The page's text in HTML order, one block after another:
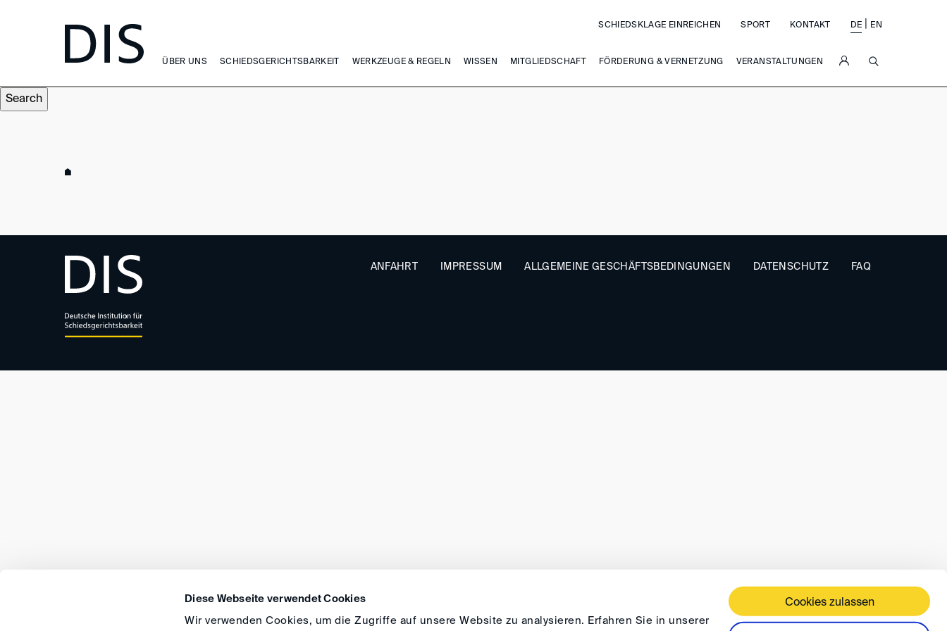
Diese Webseite verwendet Cookies
Wir verwenden Cookies, um die Zugriffe auf unsere Website zu analysieren. Erfahren Sie in unserer
Cookies zulassen
ÜBER UNS SCHIEDSGERICHTSBARKEIT WERKZEUGE & REGELN WISSEN MITGLIEDSCHAFT FÖRDERUNG & VERNETZUNG VERANSTALTUNGEN
SCHIEDSKLAGE EINREICHEN SPORT KONTAKT DE EN
ANFAHRT IMPRESSUM ALLGEMEINE GESCHÄFTSBEDINGUNGEN DATENSCHUTZ FAQ